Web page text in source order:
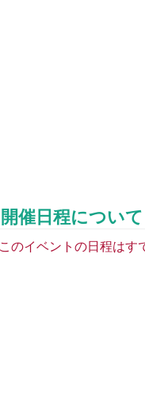
開催日程について
このイベントの日程はす